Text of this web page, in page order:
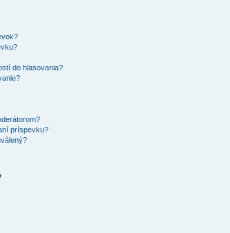
do hlasovania?
príspevku?